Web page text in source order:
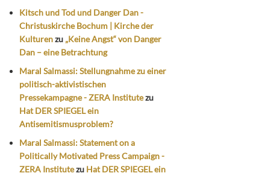
Kitsch und Tod und Danger Dan -
Christuskirche Bochum | Kirche der
Kulturenzu „Keine Angst“ von Danger
Dan – eine Betrachtung
Maral Salmassi: Stellungnahme zu einer
politisch-aktivistischen
Pressekampagne - ZERA Institutezu
Hat DER SPIEGEL ein
Antisemitismusproblem?
Maral Salmassi: Statement on a
Politically Motivated Press Campaign -
ZERA Institutezu Hat DER SPIEGEL ein